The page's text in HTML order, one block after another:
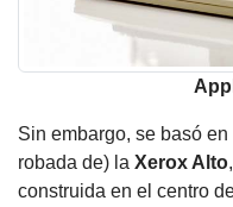
Sin embargo, se basó
robada de) la Xerox Alto
construida en el centro